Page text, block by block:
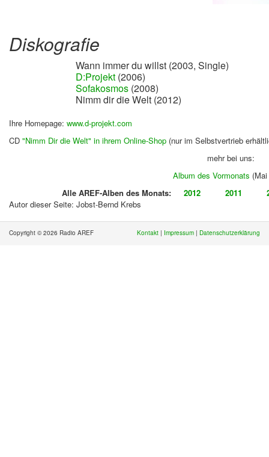
Diskografie
Wann immer du willst (2003, Single)
D:Projekt (2006)
Sofakosmos (2008)
Nimm dir die Welt (2012)
Ihre Homepage: www.d-projekt.com
CD "Nimm Dir die Welt" in ihrem Online-Shop (nur im Selbstvertrieb
mehr bei uns:
Album des Vormonats
Alle AREF-Alben des Monats:
2012 2011
Autor dieser Seite: Jobst-Bernd Krebs
Copyright © 2026 Radio AREF Kontakt | Impressum | Datenschutzerklärung